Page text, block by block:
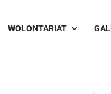
WOLONTARIAT